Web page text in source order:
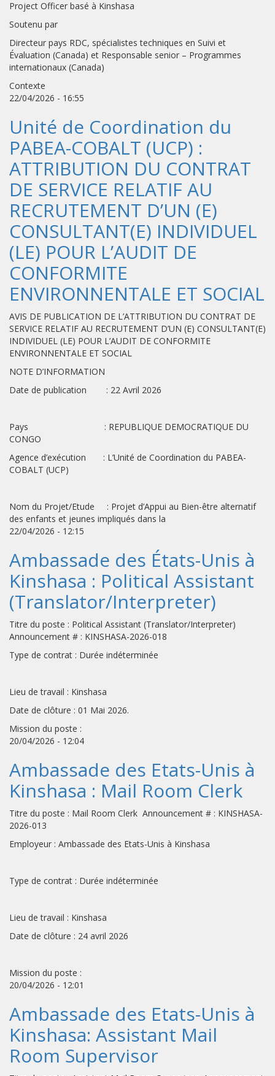
Project Officer basé à Kinshasa
Soutenu par
Directeur pays RDC, spécialistes techniques en Suivi et
Évaluation (Canada) et Responsable senior – Programmes
internationaux (Canada)
Contexte
22/04/2026 - 16:55
Unité de Coordination du
PABEA-COBALT (UCP) :
ATTRIBUTION DU CONTRAT
DE SERVICE RELATIF AU
RECRUTEMENT D’UN (E)
CONSULTANT(E) INDIVIDUEL
(LE) POUR L’AUDIT DE
CONFORMITE
ENVIRONNENTALE ET SOCIAL
AVIS DE PUBLICATION DE L’ATTRIBUTION DU CONTRAT DE
SERVICE RELATIF AU RECRUTEMENT D’UN (E) CONSULTANT(E)
INDIVIDUEL (LE) POUR L’AUDIT DE CONFORMITE
ENVIRONNENTALE ET SOCIAL
NOTE D’INFORMATION
Date de publication : 22 Avril 2026
Pays : REPUBLIQUE DEMOCRATIQUE DU
CONGO
Agence d’exécution : L’Unité de Coordination du PABEA-
COBALT (UCP)
Nom du Projet/Etude : Projet d’Appui au Bien-être alternatif
des enfants et jeunes impliqués dans la
22/04/2026 - 12:15
Ambassade des États-Unis à
Kinshasa : Political Assistant
(Translator/Interpreter)
Titre du poste : Political Assistant (Translator/Interpreter)
Announcement # : KINSHASA-2026-018
Type de contrat : Durée indéterminée
Lieu de travail : Kinshasa
Date de clôture : 01 Mai 2026.
Mission du poste :
20/04/2026 - 12:04
Ambassade des Etats-Unis à
Kinshasa : Mail Room Clerk
Titre du poste : Mail Room Clerk Announcement # : KINSHASA-
2026-013
Employeur : Ambassade des Etats-Unis à Kinshasa
Type de contrat : Durée indéterminée
Lieu de travail : Kinshasa
Date de clôture : 24 avril 2026
Mission du poste :
20/04/2026 - 12:01
Ambassade des Etats-Unis à
Kinshasa: Assistant Mail
Room Supervisor